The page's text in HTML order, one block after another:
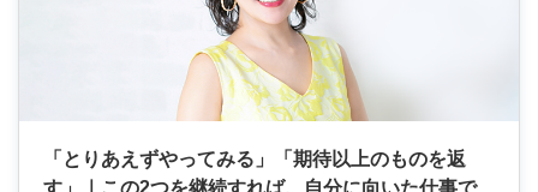
「とりあえずやってみる」「期待以上のものを返
す」｜この2つを継続すれば、自分に向いた仕事で